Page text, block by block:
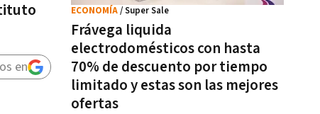
en
Frávega liquida
electrodomésticos con hasta
70% de descuento por tiempo
limitado y estas son las mejores
ofertas
ECONOMÍA/ Super Sale